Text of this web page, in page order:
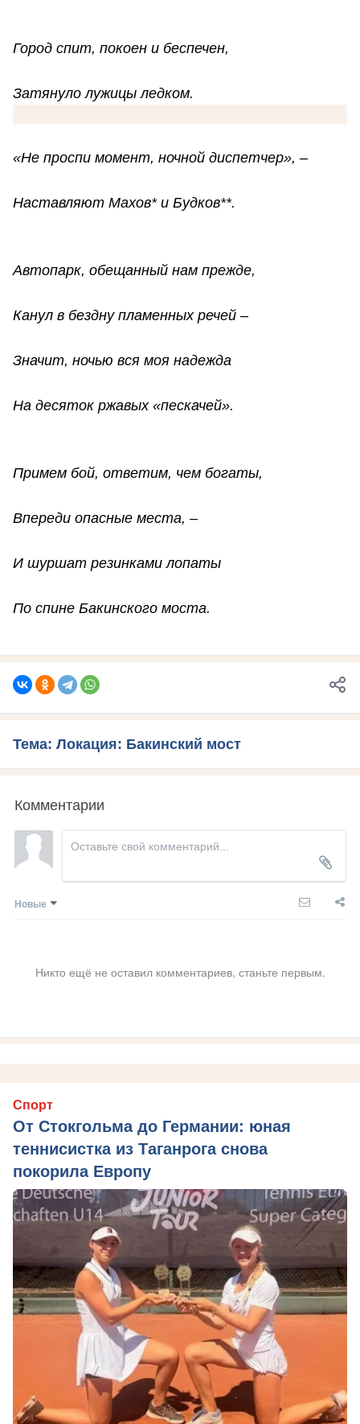
Город спит, покоен и беспечен,
Затянуло лужицы ледком.
«Не проспи момент, ночной диспетчер», –
Наставляют Махов* и Будков**.
Автопарк, обещанный нам прежде,
Канул в бездну пламенных речей –
Значит, ночью вся моя надежда
На десяток ржавых «пескачей».
Примем бой, ответим, чем богаты,
Впереди опасные места, –
И шуршат резинками лопаты
По спине Бакинского моста.
Тема: Локация: Бакинский мост
Комментарии
Новые
Никто ещё не оставил комментариев, станьте первым.
Спорт
От Стокгольма до Германии: юная
теннисистка из Таганрога снова
покорила Европу